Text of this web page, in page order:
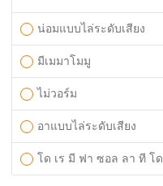
น่อมแบบไล่ระดับเสียง
มีเมมาโมมู
ไม่วอร์ม
อาแบบไล่ระดับเสียง
โด เร มี ฟา ซอล ลา ที โด